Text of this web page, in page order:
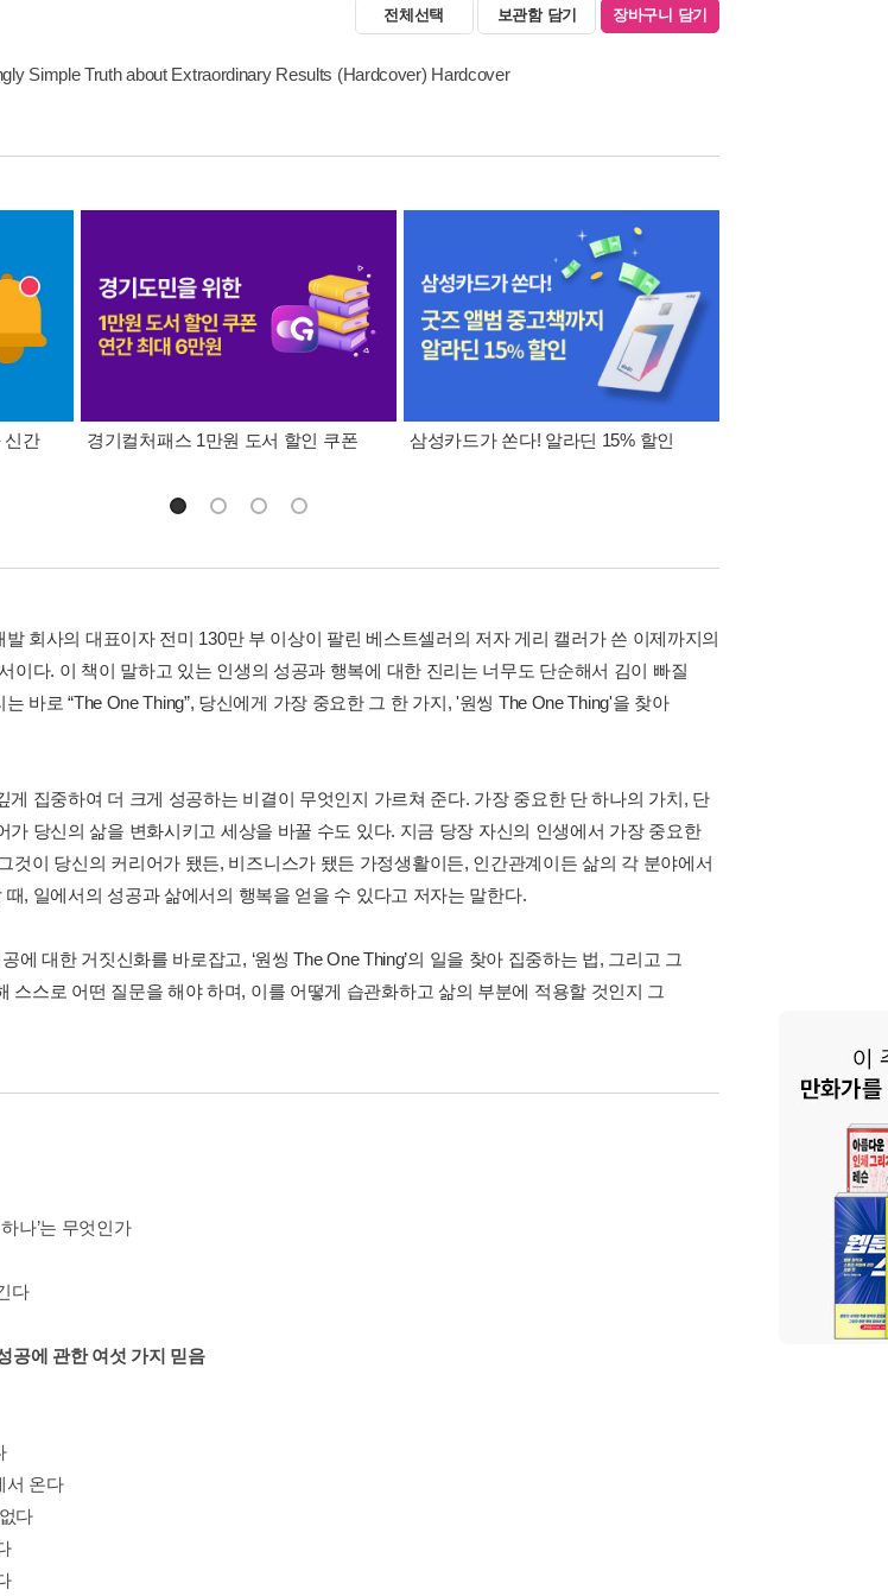
전체선택 보관함 담기 장바구니 담기
Simple Truth about Extraordinary Results (Hardcover) Hardcover
신간
경기컬처패스 1만원 도서 할인 쿠폰 삼성카드가 쏜다! 알라딘 15% 할인
회사의 대표이자 전미 130만 부 이상이 팔린 베스트셀러의 저자 게리 캘러가 쓴 이제까지의
이다. 이 책이 말하고 있는 인생의 성공과 행복에 대한 진리는 너무도 단순해서 김이 빠질
바로 “The One Thing”, 당신에게 가장 중요한 그 한 가지, '원씽 The One Thing'을 찾아
게 집중하여 더 크게 성공하는 비결이 무엇인지 가르쳐 준다. 가장 중요한 단 하나의 가치, 단
가 당신의 삶을 변화시키고 세상을 바꿀 수도 있다. 지금 당장 자신의 인생에서 가장 중요한
그것이 당신의 커리어가 됐든, 비즈니스가 됐든 가정생활이든, 인간관계이든 삶의 각 분야에서
, 일에서의 성공과 삶에서의 행복을 얻을 수 있다고 저자는 말한다.
에 대한 거짓신화를 바로잡고, ‘원씽 The One Thing’의 일을 찾아 집중하는 법, 그리고 그
스스로 어떤 질문을 해야 하며, 이를 어떻게 습관화하고 삶의 부분에 적용할 것인지 그
나’는 무엇인가
다
공에 관한 여섯 가지 믿음
서 온다
다